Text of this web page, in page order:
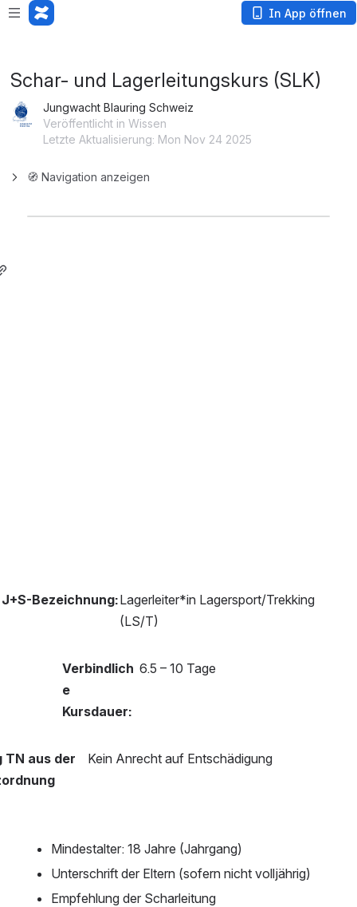
Loading app... In App öffnen
Schar- und Lagerleitungskurs (SLK)
Jungwacht Blauring Schweiz
Veröffentlicht in Wissen
Letzte Aktualisierung: Mon Nov 24 2025
🧭 Navigation anzeigen
J+S-Bezeichnung:Lagerleiter*in Lagersport/Trekking
(LS/T)
Verbindlich
e
Kursdauer:
6.5 – 10 Tage
TN aus der
Kein Anrecht auf Entschädigung
Mindestalter: 18 Jahre (Jahrgang)
Unterschrift der Eltern (sofern nicht volljährig)
Empfehlung der Scharleitung